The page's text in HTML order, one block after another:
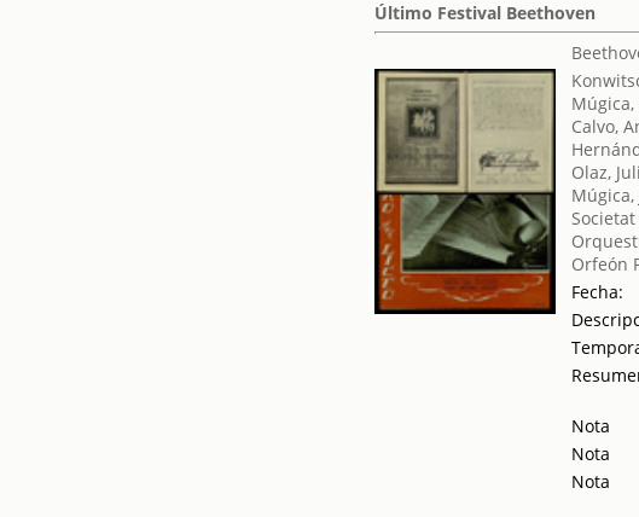
Último Festival Beethoven
Calvo,
Olaz,
Múgica,
Orfeón
Fecha:
Nota
Nota
Nota